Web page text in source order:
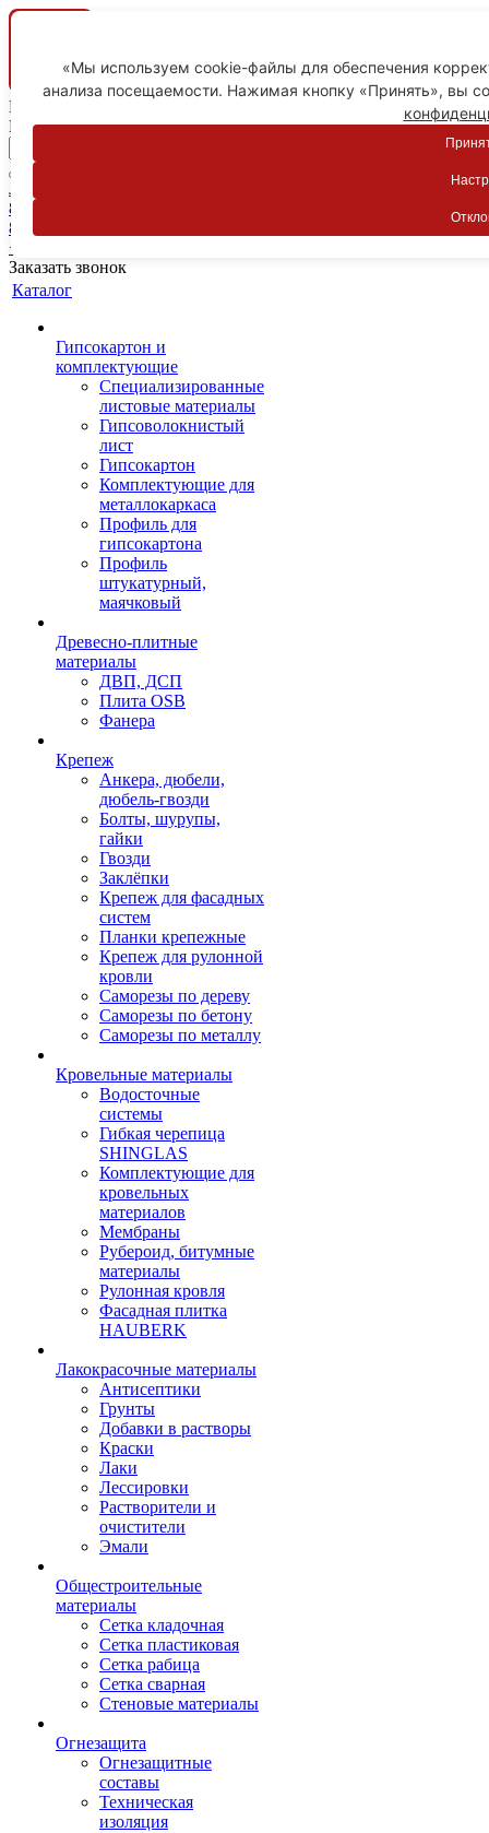
Ваш город
Пятигорск
Личный кабинет
8-800-775-59-89
8-800-775-59-89
+7 918 754-83-77
Заказать звонок
Каталог
Гипсокартон и
комплектующие
Специализированные
листовые материалы
Гипсоволокнистый
лист
Гипсокартон
Комплектующие для
металлокаркаса
Профиль для
гипсокартона
Профиль
штукатурный,
маячковый
Древесно-плитные
материалы
ДВП, ДСП
Плита OSB
Фанера
Крепеж
Анкера, дюбели,
дюбель-гвозди
Болты, шурупы,
гайки
Гвозди
Заклёпки
Крепеж для фасадных
систем
Планки крепежные
Крепеж для рулонной
кровли
Саморезы по дереву
Саморезы по бетону
Саморезы по металлу
Кровельные материалы
Водосточные
системы
Гибкая черепица
SHINGLAS
Комплектующие для
кровельных
материалов
Мембраны
Рубероид, битумные
материалы
Рулонная кровля
Фасадная плитка
HAUBERK
Лакокрасочные материалы
Антисептики
Грунты
Добавки в растворы
Краски
Лаки
Лессировки
Растворители и
очистители
Эмали
Общестроительные
материалы
Сетка кладочная
Сетка пластиковая
Сетка рабица
Сетка сварная
Стеновые материалы
Огнезащита
Огнезащитные
составы
Техническая
изоляция
«Мы используем cookie-файлы для обеспечения
анализа посещаемости. Нажимая кнопку «Принять», вы